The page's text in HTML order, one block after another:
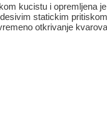
kucistu i opremljena
statickim
otkrivanje